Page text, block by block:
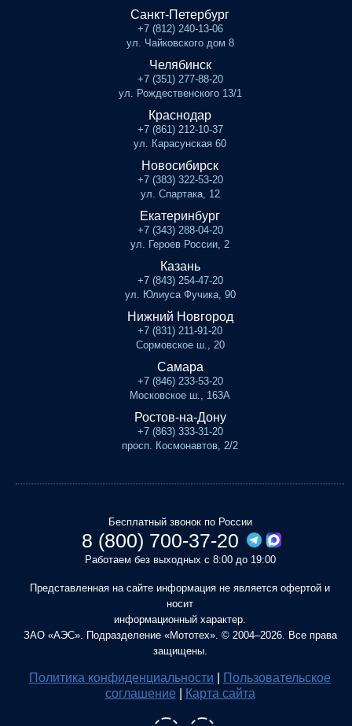
Санкт-Петербург
+7 (812) 240-13-06
ул. Чайковского дом 8
Челябинск
+7 (351) 277-88-20
ул. Рождественского 13/1
Краснодар
+7 (861) 212-10-37
ул. Карасунская 60
Новосибирск
+7 (383) 322-53-20
ул. Спартака, 12
Екатеринбург
+7 (343) 288-04-20
ул. Героев России, 2
Казань
+7 (843) 254-47-20
ул. Юлиуса Фучика, 90
Нижний Новгород
+7 (831) 211-91-20
Сормовское ш., 20
Самара
+7 (846) 233-53-20
Московское ш., 163А
Ростов-на-Дону
+7 (863) 333-31-20
просп. Космонавтов, 2/2
Бесплатный звонок по России
8 (800) 700-37-20
Работаем без выходных с 8:00 до 19:00
Представленная на сайте информация не является офертой и
носит
информационный характер.
ЗАО «АЭС». Подразделение «Мототех». © 2004–2026. Все права
защищены.
Политика конфиденциальности
Пользовательское
соглашение
Карта сайта